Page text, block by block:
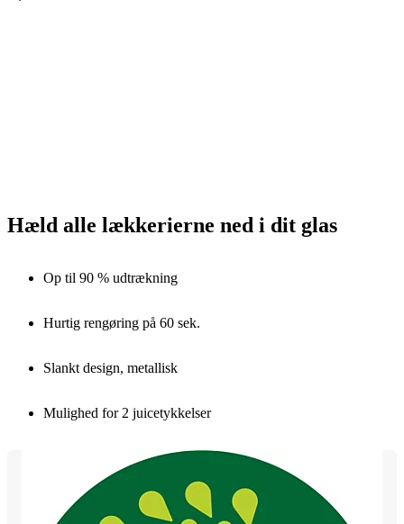
Hæld alle lækkerierne ned i dit glas
Op til 90 % udtrækning
Hurtig rengøring på 60 sek.
Slankt design, metallisk
Mulighed for 2 juicetykkelser